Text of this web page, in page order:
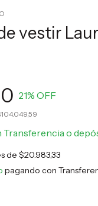
vestir
21% OFF
Transferencia o
de $20.983,33
pagando con